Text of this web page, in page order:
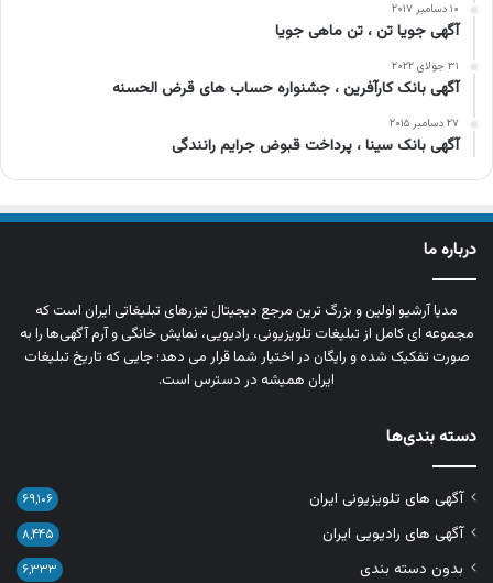
۱۰ دسامبر ۲۰۱۷
آگهی جویا تن ، تن ماهی جویا
۳۱ جولای ۲۰۲۲
آگهی بانک کارآفرین ، جشنواره حساب های قرض الحسنه
۲۷ دسامبر ۲۰۱۵
آگهی بانک سینا ، پرداخت قبوض جرایم رانندگی
درباره ما
مدیا آرشیو اولین و بزرگ‌ ترین مرجع دیجیتال تیزرهای تبلیغاتی ایران است که
مجموعه‌ ای کامل از تبلیغات تلویزیونی، رادیویی، نمایش خانگی و آرم‌ آگهی‌ها را به‌
صورت تفکیک‌ شده و رایگان در اختیار شما قرار می‌ دهد؛ جایی که تاریخ تبلیغات
ایران همیشه در دسترس است.
دسته بندی‌ها
آگهی های تلویزیونی ایران ۶۹,۱۰۶
آگهی های رادیویی ایران ۸,۴۴۵
بدون دسته بندی ۶,۳۳۳